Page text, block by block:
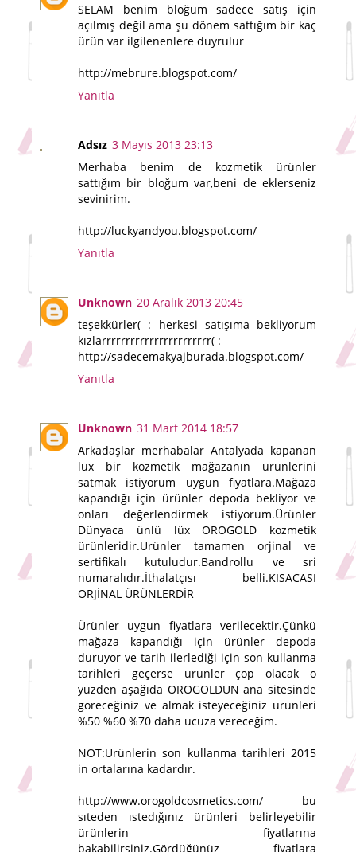
SELAM benim bloğum sadece satış için
açılmış değil ama şu dönem sattığım bir kaç
ürün var ilgilenenlere duyrulur
http://mebrure.blogspot.com/
Yanıtla
Adsız 3 Mayıs 2013 23:13
Merhaba benim de kozmetik ürünler
sattığım bir bloğum var,beni de eklerseniz
sevinirim.
http://luckyandyou.blogspot.com/
Yanıtla
Unknown 20 Aralık 2013 20:45
teşekkürler( : herkesi satışıma bekliyorum
kızlarrrrrrrrrrrrrrrrrrrrrrr( :
http://sadecemakyajburada.blogspot.com/
Yanıtla
Unknown 31 Mart 2014 18:57
Arkadaşlar merhabalar Antalyada kapanan
lüx bir kozmetik mağazanın ürünlerini
satmak istiyorum uygun fiyatlara.Mağaza
kapandığı için ürünler depoda bekliyor ve
onları değerlendirmek istiyorum.Ürünler
Dünyaca ünlü lüx OROGOLD kozmetik
ürünleridir.Ürünler tamamen orjinal ve
sertifikalı kutuludur.Bandrollu ve sri
numaralıdır.İthalatçısı belli.KISACASI
ORJİNAL ÜRÜNLERDİR
Ürünler uygun fiyatlara verilecektir.Çünkü
mağaza kapandığı için ürünler depoda
duruyor ve tarih ilerlediği için son kullanma
tarihleri geçerse ürünler çöp olacak o
yuzden aşağıda OROGOLDUN ana sitesinde
göreceğiniz ve almak isteyeceğiniz ürünleri
%50 %60 %70 daha ucuza vereceğim.
NOT:Ürünlerin son kullanma tarihleri 2015
in ortalarına kadardır.
http://www.orogoldcosmetics.com/ bu
sıteden ıstedığınız ürünleri belirleyebilir
ürünlerin fiyatlarına
bakabilirsiniz.Gördüğünüz fiyatlara